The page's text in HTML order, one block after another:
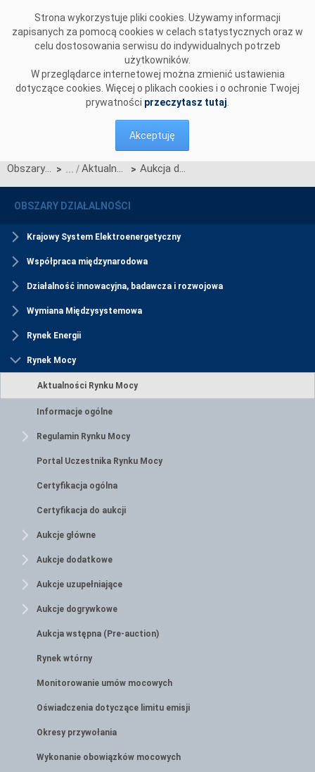
Strona wykorzystuje pliki cookies. Używamy informacji
zapisanych za pomocą cookies w celach statystycznych oraz w
celu dostosowania serwisu do indywidualnych potrzeb
użytkowników.
W przeglądarce internetowej można zmienić ustawienia
dotyczące cookies. Więcej o plikach cookies i o ochronie Twojej
prywatności przeczytasz tutaj
Akceptuję
Obszary działalności > Aktualności Rynku Mocy > Aukcja dodatkowa na 4. kwartał roku dostaw 2027 została zakończona
OBSZARY DZIAŁALNOŚCI
Krajowy System Elektroenergetyczny
Współpraca międzynarodowa
Działalność innowacyjna, badawcza i rozwojowa
Wymiana Międzysystemowa
Rynek Energii
Rynek Mocy
Aktualności Rynku Mocy
Informacje ogólne
Regulamin Rynku Mocy
Portal Uczestnika Rynku Mocy
Certyfikacja ogólna
Certyfikacja do aukcji
Aukcje główne
Aukcje dodatkowe
Aukcje uzupełniające
Aukcje dogrywkowe
Aukcja wstępna (Pre-auction)
Rynek wtórny
Monitorowanie umów mocowych
Oświadczenia dotyczące limitu emisji
Okresy przywołania
Wykonanie obowiązków mocowych